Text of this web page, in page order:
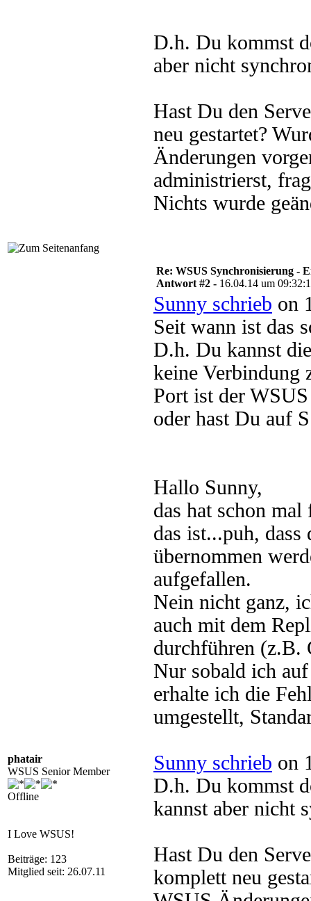
D.h. Du kommst
aber nicht
Hast Du den
neu gestartet?
Änderungen
administrierst,
Nichts wurde
phatair
WSUS Senior Member
Offline
I Love WSUS!
Beiträge: 123
Mitglied seit: 26.07.11
Re: WSUS Synchronisierung -
Antwort #2 - 16.04.14 um
Sunny schrieb on
Seit wann ist das
D.h. Du kannst
keine Verbindung
Port ist der
oder hast Du auf
Hallo Sunny,
das hat schon
das ist...puh,
übernommen
aufgefallen.
Nein nicht ganz,
auch mit dem
durchführen (z.B.
Nur sobald ich
erhalte ich die
umgestellt,
Sunny schrieb on
D.h. Du kommst
kannst aber nicht
Hast Du den
komplett neu